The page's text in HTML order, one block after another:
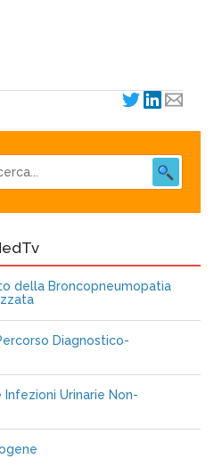
della Broncopneumopatia
Diagnostico-
Urinarie Non-